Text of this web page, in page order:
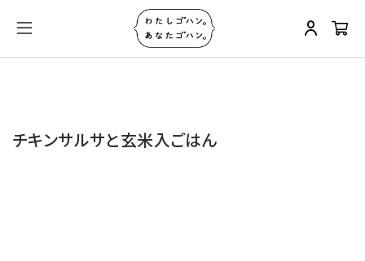
チキンサルサと玄米入ごはん